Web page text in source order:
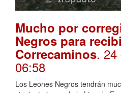
Mucho por
Negros para
Correcaminos.
06:58
Los Leones Negros tendrán